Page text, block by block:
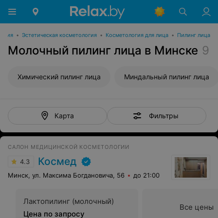
• Эстетическая косметология • Косметология для лица • Пилинг лица
Молочный пилинг лица в Минске 9
Химический пилинг лица Миндальный пилинг лица
Карта Фильтры
САЛОН МЕДИЦИНСКОЙ КОСМЕТОЛОГИИ
4.3 Космед
Минск, ул. Максима Богдановича, 56 до 21:00
Лактопилинг (молочный)
Цена по запросу
Все цены